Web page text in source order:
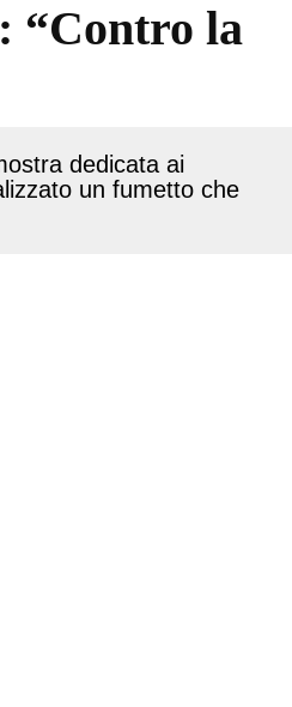
“Contro la
dedicata ai
un fumetto che